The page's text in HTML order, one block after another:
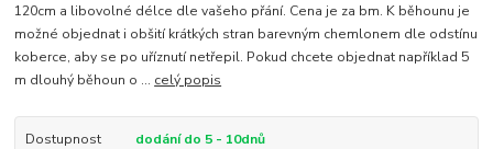
120cm a libovolné délce dle vašeho přání. Cena je za bm. K běhounu je
možné objednat i obšití krátkých stran barevným chemlonem dle odstínu
koberce, aby se po uříznutí netřepil. Pokud chcete objednat například 5
m dlouhý běhoun o ... celý popis
Dostupnost
dodání do 5 - 10dnů